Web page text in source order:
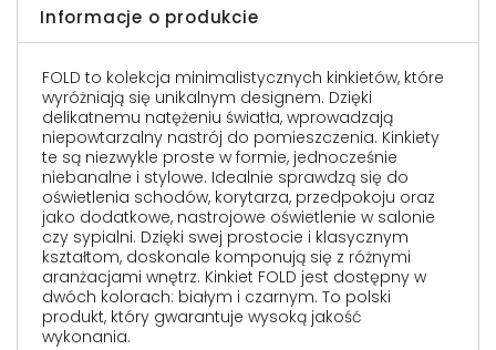
Informacje o produkcie
FOLD to kolekcja minimalistycznych kinkietów, które
wyróżniają się unikalnym designem. Dzięki
delikatnemu natężeniu światła, wprowadzają
niepowtarzalny nastrój do pomieszczenia. Kinkiety
te są niezwykle proste w formie, jednocześnie
niebanalne i stylowe. Idealnie sprawdzą się do
oświetlenia schodów, korytarza, przedpokoju oraz
jako dodatkowe, nastrojowe oświetlenie w salonie
czy sypialni. Dzięki swej prostocie i klasycznym
kształtom, doskonale komponują się z różnymi
aranżacjami wnętrz. Kinkiet FOLD jest dostępny w
dwóch kolorach: białym i czarnym. To polski
produkt, który gwarantuje wysoką jakość
wykonania.